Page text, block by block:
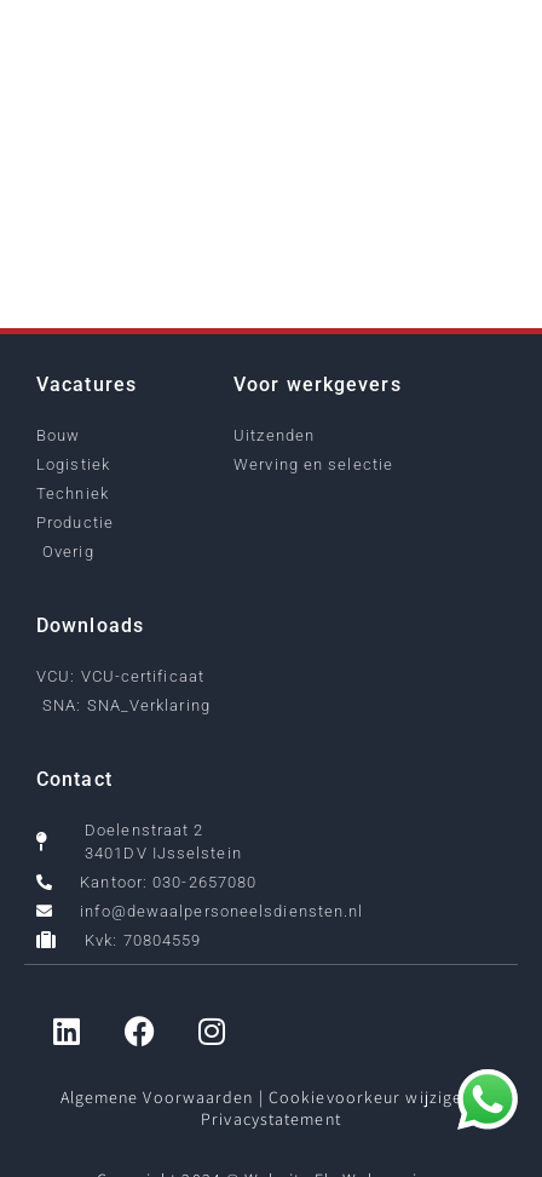
Vacatures
Bouw
Logistiek
Techniek
Productie
Overig
Voor werkgevers
Uitzenden
Werving en selectie
Downloads
VCU: VCU-certificaat
SNA: SNA_Verklaring
Contact
Doelenstraat 2
3401DV IJsselstein
Kantoor: 030-2657080
info@dewaalpersoneelsdiensten.nl
Kvk: 70804559
Algemene Voorwaarden | Cookievoorkeur wijzigen|
Privacystatement